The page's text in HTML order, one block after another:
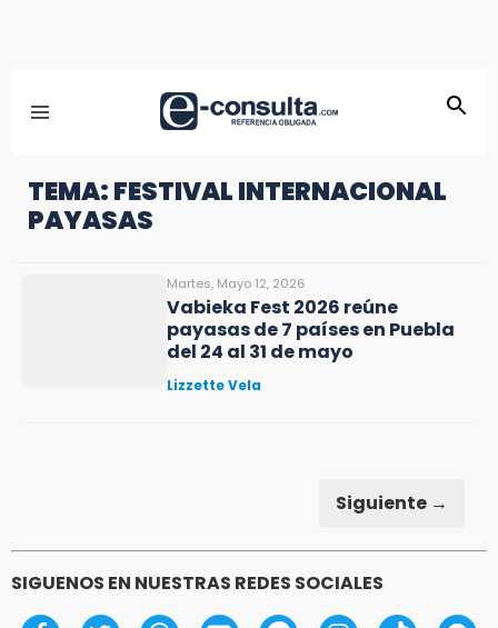
TEMA: FESTIVAL INTERNACIONAL
PAYASAS
Martes, Mayo 12, 2026
Vabieka Fest 2026 reúne
payasas de 7 países en Puebla
del 24 al 31 de mayo
Lizzette Vela
Siguiente →
SIGUENOS EN NUESTRAS REDES SOCIALES